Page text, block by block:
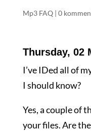
Mp3 FAQ| 0
Thursday, 02
I’ve IDed all of
I should know?
Yes, a couple of
your files. Are